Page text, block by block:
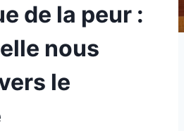
de la peur :
nous
le